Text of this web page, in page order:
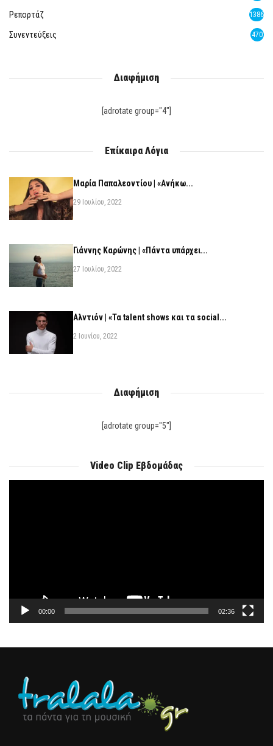
Ρεπορτάζ 1386
Συνεντεύξεις 470
Διαφήμιση
[adrotate group="4"]
Επίκαιρα Λόγια
Μαρία Παπαλεοντίου | «Ανήκω...
29 Ιουλίου, 2022
Γιάννης Καρώνης | «Πάντα υπάρχει...
27 Ιουλίου, 2022
Αλντιόν | «Τα talent shows και τα social...
2 Ιουνίου, 2022
Διαφήμιση
[adrotate group="5"]
Video Clip Εβδομάδας
00:00 02:36